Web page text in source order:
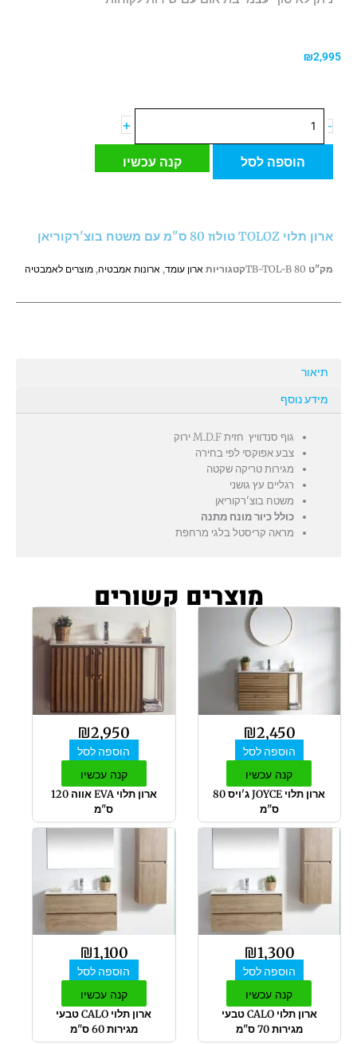
₪2,995
-
של
ס"מ
משטח
+
הוספה לסל קנה עכשיו
ארון תלוי TOLOZ טולוז 80 ס"מ עם משטח בוצ'רקוריאן
מק"ט TB-TOL-B 80קטגוריות ארון עומד, ארונות אמבטיה, מוצרים לאמבטיה
תיאור
מידע נוסף
גוף סנדוויץ חזית M.D.F ירוק
צבע אפוקסי לפי בחירה
מגירות טריקה שקטה
רגליים עץ גושני
משטח בוצ'רקוריאן
כולל כיור מונח מתנה
מראה קריסטל בלגי מרחפת
מוצרים קשורים
₪2,450
הוספה לסל
קנה עכשיו
ארון תלוי JOYCE ג'ויס 80
ס"מ
₪2,950
הוספה לסל
קנה עכשיו
ארון תלוי EVA אווה 120
ס"מ
₪1,300
הוספה לסל
קנה עכשיו
ארון תלוי CALO טבעי
מגירות 70 ס"מ
₪1,100
הוספה לסל
קנה עכשיו
ארון תלוי CALO טבעי
מגירות 60 ס"מ